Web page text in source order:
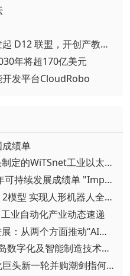
▪ 重磅官宣！汇川技术联合发起 D12 联盟，开创产教融合新范式
年将超170亿美元
发平台CloudRobo
绩单
▪ 性能提升5至10倍 我国牵头制定的WiTSnet工业以太网国际标准正式发布
▪ 施耐德电气发布2026上半年可持续发展成绩单 "Impact 2030"路线图开局稳健
▪ 谷歌发布Gemini Robotics 2模型 实现人形机器人全身智能控制突破
业自动化产业动态速递
▪ 汇川技术首次披露AI战略进展：从两个方面推动“AI业务化”落地
▪ 聚焦智造新机遇！2026 青岛数字化及智能制造技术论坛圆满落幕
▪ 相继宣布重磅收购，自动化巨头新一轮并购潮剑指何方？